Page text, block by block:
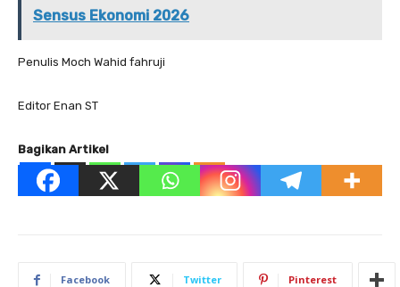
Sensus Ekonomi 2026
Penulis Moch Wahid fahruji
Editor Enan ST
Bagikan Artikel
Facebook Twitter Pinterest